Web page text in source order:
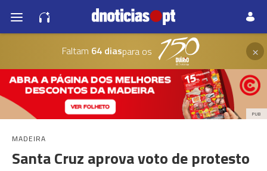
Faltam 64 diaspara os ×
PUB
MADEIRA
Santa Cruz aprova voto de protesto